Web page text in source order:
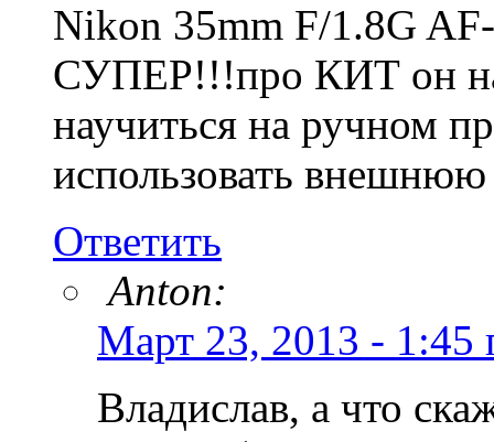
Nikon 35mm F/1.8G
СУПЕР!!!про КИТ он на
научиться на ручном
использовать
Ответить
Anton:
Март 23, 2013 - 1:45
Владислав, а что